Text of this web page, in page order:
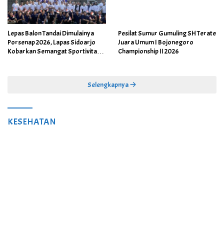
Lepas Balon Tandai Dimulainya
Porsenap 2026, Lapas Sidoarjo
Kobarkan Semangat Sportivitas
Pesilat Sumur Gumuling SH Terate
Juara Umum I Bojonegoro
Championship II 2026
Selengkapnya
KESEHATAN